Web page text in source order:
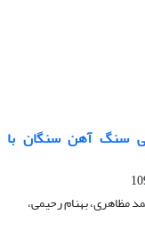
سنگ آهن سنگان با
بهنام رحیمی،